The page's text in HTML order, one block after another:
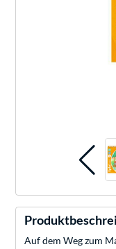
Auf dem Weg zum